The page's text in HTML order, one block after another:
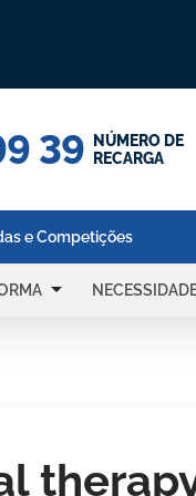
39
NÚMERO DE
RECARGA
e Competições
arrow_drop_down